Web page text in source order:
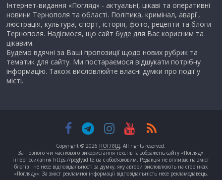
Інтернет-видання «Погляд» - актуальні, цікаві та оперативні
новини Тернополя та області. Політика, кримінал, аварії,
люстрація, культура, спорт, історія, фото, рецепти та блоги
Тернополя. Надіємося, що сайт буде для Вас корисним та
цікавим.
Будемо вдячні за Ваші пропозиції щодо нових рубрик та
тематик для сайту. Ми постараємося відшукати потрібну
інформацію. Також висловлюйте власні думки про події у
місті.
Copyright © 2026 ПОГЛЯД. All rights reserved.
За повного чи часткового використання текстів та зображень сайту «Погляд»
гіперпосилання https://poglyad.te.ua є обов’язковим. Редакція не впливає на зміст
блогів і не несе відповідальності за думку, яку автори висловлюють на сторінках
«Погляду». За зміст рекламної інформації відповідальність несе рекламодавець.